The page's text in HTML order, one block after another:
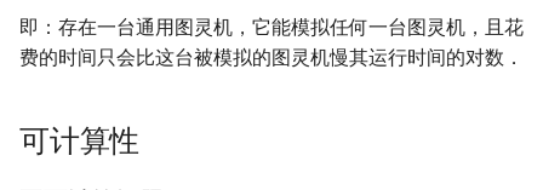
即：存在一台通用图灵机，它能模拟任何一台图灵机，且花
费的时间只会比这台被模拟的图灵机慢其运行时间的对数．
可计算性